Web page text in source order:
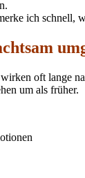
ich schnell,
oft lange
um als früher.